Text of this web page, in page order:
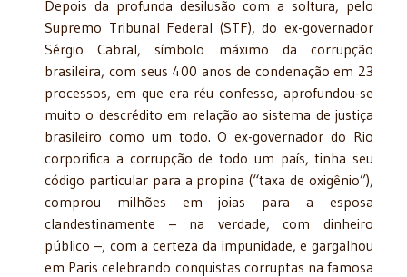
Depois da profunda desilusão com a soltura, pelo
Supremo Tribunal Federal (STF), do ex-governador
Sérgio Cabral, símbolo máximo da corrupção
brasileira, com seus 400 anos de condenação em 23
processos, em que era réu confesso, aprofundou-se
muito o descrédito em relação ao sistema de justiça
brasileiro como um todo. O ex-governador do Rio
corporifica a corrupção de todo um país, tinha seu
código particular para a propina (“taxa de oxigênio”),
comprou milhões em joias para a esposa
clandestinamente – na verdade, com dinheiro
público –, com a certeza da impunidade, e gargalhou
em Paris celebrando conquistas corruptas na famosa